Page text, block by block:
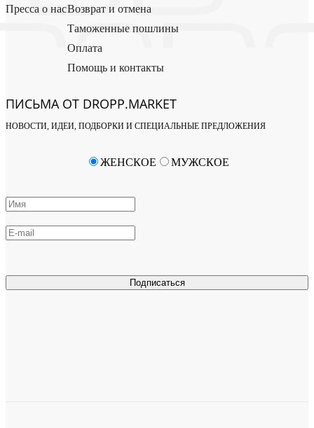
Пресса о насВозврат и отмена
Таможенные пошлины
Оплата
Помощь и контакты
ПИСЬМА ОТ DROPP.MARKET
НОВОСТИ, ИДЕИ, ПОДБОРКИ И СПЕЦИАЛЬНЫЕ ПРЕДЛОЖЕНИЯ
Подписаться
ЖЕНСКОЕ МУЖСКОЕ